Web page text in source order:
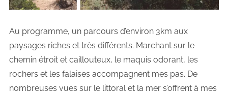
Au programme, un parcours d’environ 3km aux
paysages riches et très différents. Marchant sur le
chemin étroit et caillouteux, le maquis odorant, les
rochers et les falaises accompagnent mes pas. De
nombreuses vues sur le littoral et la mer s’offrent à mes